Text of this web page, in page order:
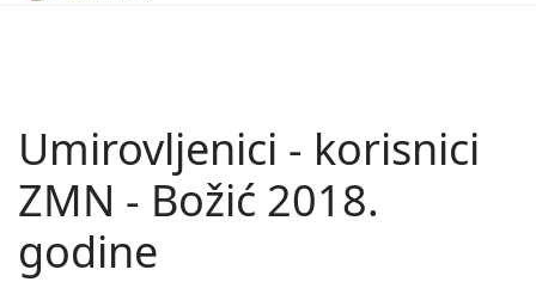
Umirovljenici - korisnici
ZMN - Božić 2018.
godine